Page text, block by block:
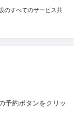
のすべてのサービス共
予約ボタンをクリッ